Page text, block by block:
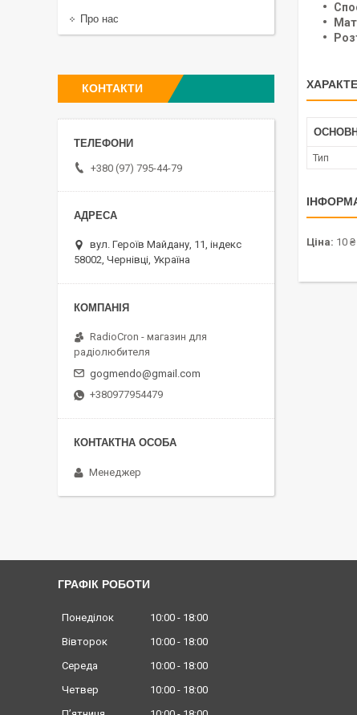
Тип
Ціна: 10 ₴
Про нас
КОНТАКТИ
+380 (97) 795-44-79
вул. Героїв Майдану, 11, індекс
58002, Чернівці, Україна
RadioCron - магазин для
радіолюбителя
gogmendo@gmail.com
+380977954479
Менеджер
ГРАФІК РОБОТИ
Понеділок 10:00
18:00
Вівторок
10:00
18:00
Середа
10:00
18:00
Четвер
10:00
18:00